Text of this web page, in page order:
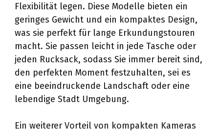
Flexibilität legen. Diese Modelle bieten ein
geringes Gewicht und ein kompaktes Design,
was sie perfekt für lange Erkundungstouren
macht. Sie passen leicht in jede Tasche oder
jeden Rucksack, sodass Sie immer bereit sind,
den perfekten Moment festzuhalten, sei es
eine beeindruckende Landschaft oder eine
lebendige Stadt Umgebung.
Ein weiterer Vorteil von kompakten Kameras